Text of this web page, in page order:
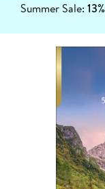
Summer Sale:
erfahren